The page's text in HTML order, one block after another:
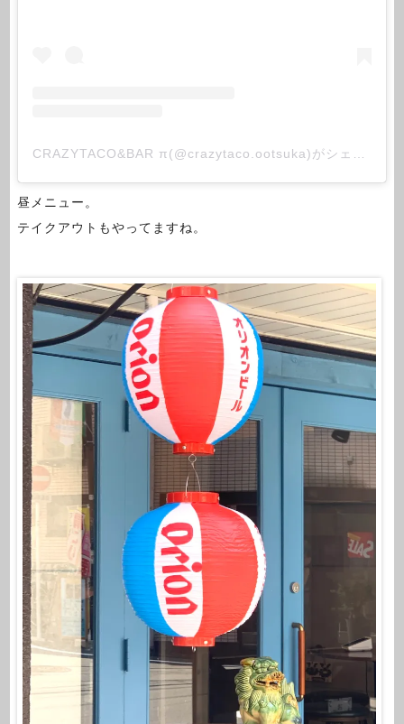
昼メニュー。
テイクアウトもやってますね。